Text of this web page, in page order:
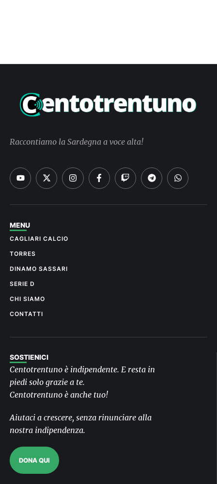
Raccontiamo la Sardegna a voce alta!
MENU
CAGLIARI CALCIO
TORRES
DINAMO SASSARI
SERIE D
CHI SIAMO
CONTATTI
SOSTIENICI
Centotrentuno è indipendente. E resta in
piedi solo grazie a te.
Centotrentuno è anche tuo!
Aiutaci a crescere, senza rinunciare alla
nostra indipendenza.
DONA QUI